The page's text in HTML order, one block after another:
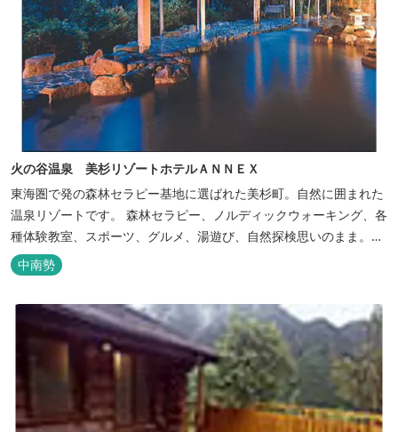
火の谷温泉 美杉リゾートホテルＡＮＮＥＸ
東海圏で発の森林セラピー基地に選ばれた美杉町。自然に囲まれた
温泉リゾートです。 森林セラピー、ノルディックウォーキング、各
種体験教室、スポーツ、グルメ、湯遊び、自然探検思いのまま。思
いきり遊んだ後は温泉でゆったり、のんびり。お料理は和洋バイキ
ングに豪華会席料理。バイキングでは、毎日餅つき、夏は流しそう
めん等のイベントも開催しています。 ５つの貸切風呂に、展望風呂
付き客室、露天風呂・ジ...
中南勢